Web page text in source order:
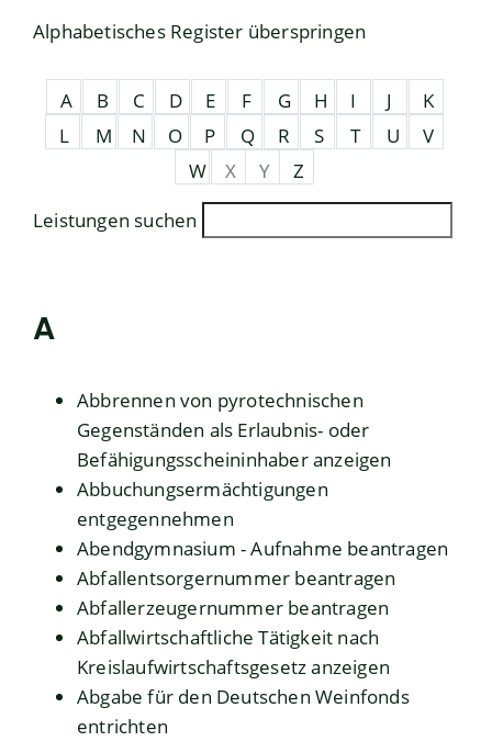
Alphabetisches Register überspringen
A B C D E F G H I J
K
L
M N O P Q R S T U
V
W
X Y
Z
Leistungen suchen
A
Abbrennen von pyrotechnischen
Gegenständen als Erlaubnis- oder
Befähigungsscheininhaber anzeigen
Abbuchungsermächtigungen
entgegennehmen
Abendgymnasium - Aufnahme beantragen
Abfallentsorgernummer beantragen
Abfallerzeugernummer beantragen
Abfallwirtschaftliche Tätigkeit nach
Kreislaufwirtschaftsgesetz anzeigen
Abgabe für den Deutschen Weinfonds
entrichten